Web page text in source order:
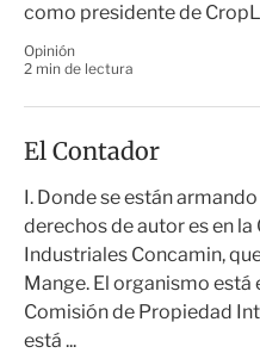
como presidente de
Opinión
2 min de lectura
El Contador
I. Donde se están
derechos de autor es en
Industriales Concamin,
Mange. El organismo
Comisión de Propiedad
está ...